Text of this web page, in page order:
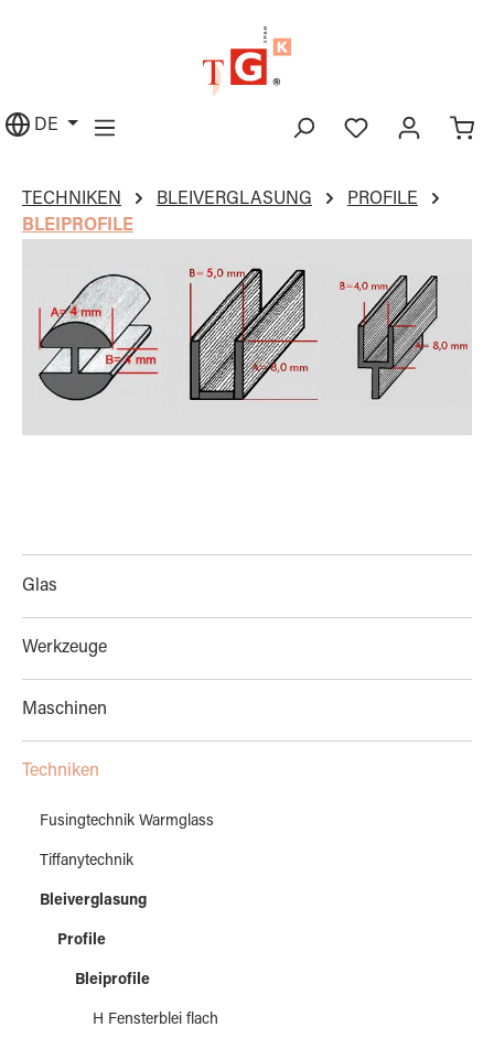
DE
TECHNIKEN BLEIVERGLASUNG
PROFILE
BLEIPROFILE
Glas
Werkzeuge
Maschinen
Techniken
Fusingtechnik Warmglass
Tiffanytechnik
Bleiverglasung
Profile
Bleiprofile
H Fensterblei flach